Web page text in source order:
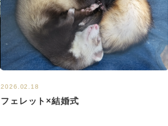
2026.02.18
フェレット×結婚式